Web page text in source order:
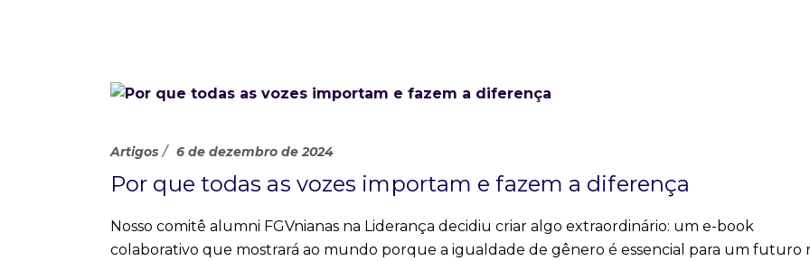
Artigos 6 de dezembro de 2024
Por que todas as vozes importam e fazem a diferença
Nosso comitê alumni FGVnianas na Liderança decidiu criar algo extraordinário: um e-book
colaborativo que mostrará ao mundo porque a igualdade de gênero é essencial para um futuro